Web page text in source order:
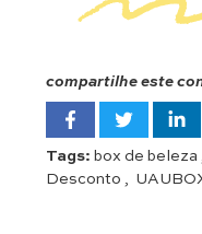
compartilhe este
Tags: box de beleza
Desconto ,